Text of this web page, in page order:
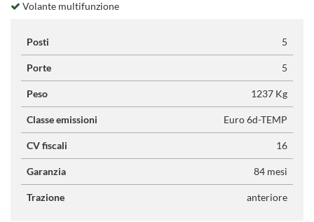
Volante multifunzione
Posti 5
Porte 5
Peso 1237 Kg
Classe emissioni Euro 6d-TEMP
CV fiscali 16
Garanzia 84 mesi
Trazione anteriore